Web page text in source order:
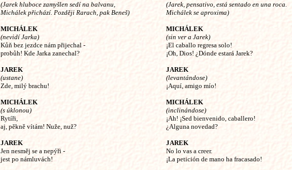
(Jarek hluboce zamyšlen sedí na balvanu,
Michálek přichází. Později Rarach, pak Beneš)
MICHÁLEK
(nevidí Jarka)
Kůň bez jezdce nám přijechal -
probůh! Kde Jarka zanechal?
JAREK
(ustane)
Zde, milý brachu!
MICHÁLEK
(s úklonou)
Rytíři,
aj, pěkně vítám! Nuže, nuž?
JAREK
Jen nesměj se a nepýři -
jest po námluvách!
(Jarek, pensativo, está sentado en una roca.
Michálek se aproxima)
MICHÁLEK
(sin ver a Jarek)
¡El caballo regresa solo!
¡Oh, Dios! ¿Dónde estará Jarek?
JAREK
(levantándose)
¡Aquí, amigo mío!
MICHÁLEK
(inclinándose)
¡Ah! ¡Sed bienvenido, caballero!
¿Alguna novedad?
JAREK
No lo vas a creer.
¡La petición de mano ha fracasado!